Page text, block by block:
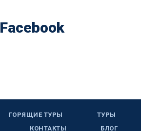
Facebook
ГОРЯЩИЕ ТУРЫ
ТУРЫ
КОНТАКТЫ БЛОГ